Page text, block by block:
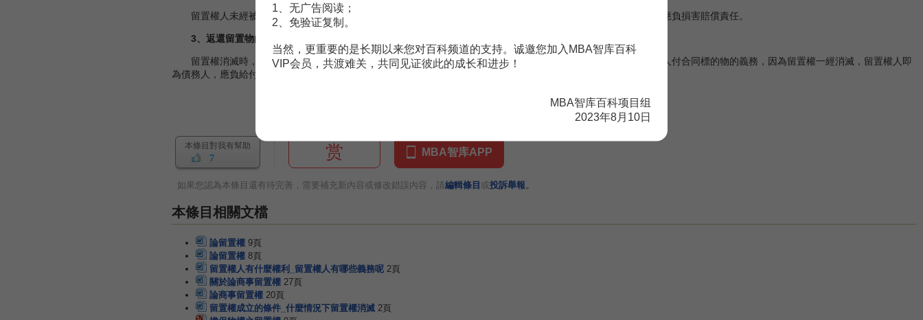
留置權人未經被留置人同意而擅自使用、利用留置物，構成對應負義務的違反。對留置物造成損害時，留置權人應負損害賠償責任。
3、返還留置物的義務
留置權消滅時，留置權人喪失對留置物的占有權，應將留置物返還於被留置人。這種返還義務更準確地說，應是人付合同標的物的義務，因為留置權一經消滅，留置權人即
為債務人，應負給付合同標的物的義務。否則，即為
本條目對我有幫助
7 赏 MBA智库APP
如果您認為本條目還有待完善，需要補充新內容或修改錯誤內容，請編輯條目 或投訴舉報。
本條目相關文檔
論留置權 9頁
論留置權 8頁
留置權人有什麼權利_留置權人有哪些義務呢 2頁
關於論商事留置權 27頁
論商事留置權 20頁
留置權成立的條件_什麼情況下留置權消滅 2頁
1、无广告阅读；
2、免验证复制。
当然，更重要的是长期以来您对百科频道的支持。诚邀您加入MBA智库百科
VIP会员，共渡难关，共同见证彼此的成长和进步！
MBA智库百科项目组
2023年8月10日